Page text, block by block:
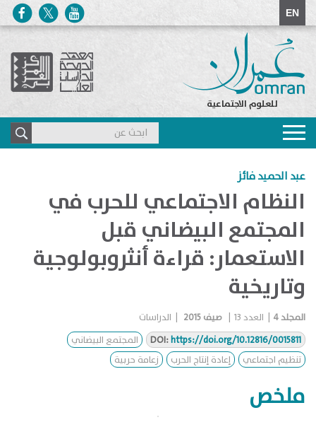
EN
للعلوم الاجتماعية
Toggle
navigation
عبد الحميد فائز
النظام الاجتماعي للحرب في
المجتمع البيضاني قبل
الاستعمار: قراءة أنثروبولوجية
وتاريخية
المجلد4 العدد13 صيف 2015
الدراسات
DOI:https://doi.org/10.12816/0015811
المجتمع البيضاني
تنظيم اجتماعي
إعادة إنتاج الحرب زعامة حربية
ملخص